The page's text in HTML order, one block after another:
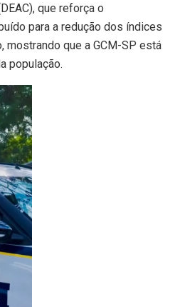
que reforça o
para a redução dos índices
mostrando que a GCM-SP está
população.